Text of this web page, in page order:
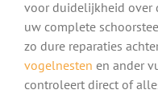
voor duidelijkheid over
uw complete
zo dure reparaties
vogelnesten en ander
controleert direct of